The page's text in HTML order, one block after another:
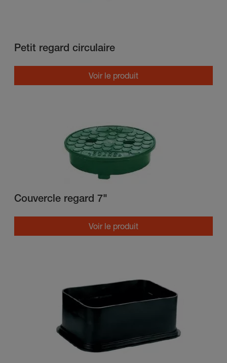
Petit regard circulaire
Voir le produit
Couvercle regard 7"
Voir le produit